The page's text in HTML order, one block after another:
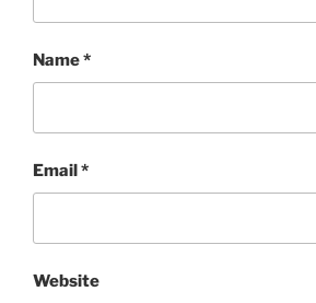
Name*
Email*
Website